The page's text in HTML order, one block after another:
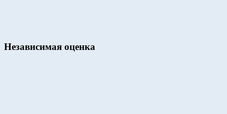
Независимая оценка